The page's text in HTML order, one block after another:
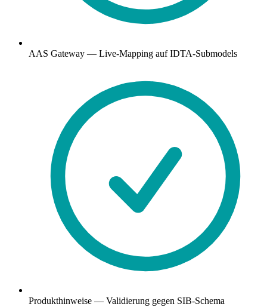
AAS Gateway — Live-Mapping auf IDTA-Submodels
Produkthinweise — Validierung gegen SIB-Schema